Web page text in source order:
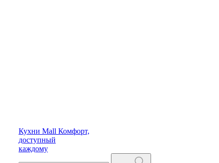
Кухни Mall Комфорт,
доступный
каждому